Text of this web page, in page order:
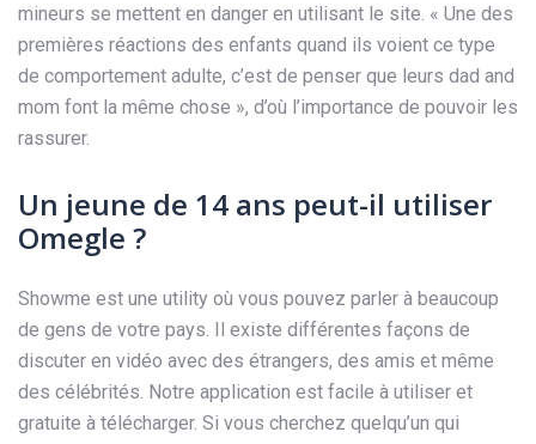
mineurs se mettent en danger en utilisant le site. « Une des
premières réactions des enfants quand ils voient ce type
de comportement adulte, c’est de penser que leurs dad and
mom font la même chose », d’où l’importance de pouvoir les
rassurer.
Un jeune de 14 ans peut-il utiliser
Omegle ?
Showme est une utility où vous pouvez parler à beaucoup
de gens de votre pays. Il existe différentes façons de
discuter en vidéo avec des étrangers, des amis et même
des célébrités. Notre application est facile à utiliser et
gratuite à télécharger. Si vous cherchez quelqu’un qui